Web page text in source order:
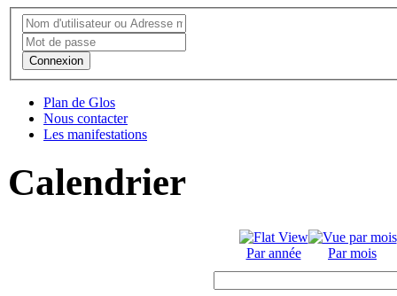
Connexion
Plan de Glos
Nous contacter
Les manifestations
Calendrier
Par année Par mois